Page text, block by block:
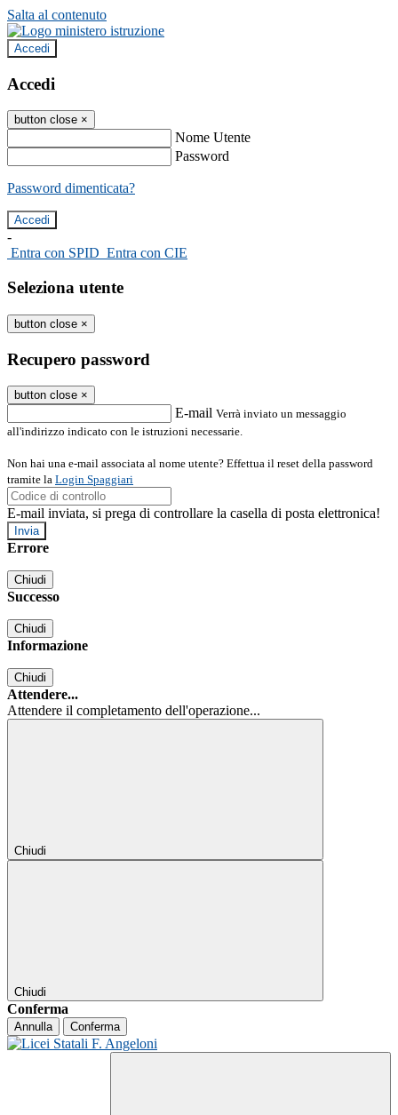
Salta al contenuto
Accedi
Accedi
button close ×
Nome Utente
Password
Password dimenticata?
-
Entra con SPID Entra con CIE
Seleziona utente
button close ×
Recupero password
button close ×
E-mail Verrà inviato un messaggio
all'indirizzo indicato con le istruzioni necessarie.
Non hai una e-mail associata al nome utente? Effettua il reset della password
tramite la Login Spaggiari
E-mail inviata, si prega di controllare la casella di posta elettronica!
Errore
Chiudi
Successo
Chiudi
Informazione
Chiudi
Attendere...
Attendere il completamento dell'operazione...
Chiudi
Chiudi
Conferma
Annulla Conferma